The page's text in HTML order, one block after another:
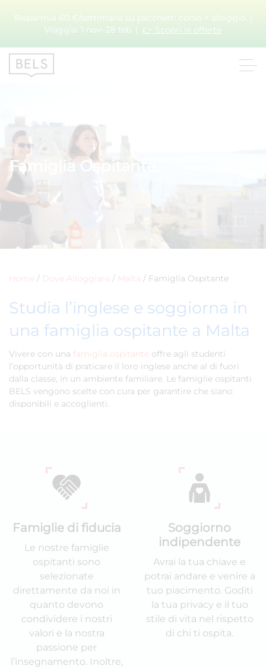
Risparmia 60 €/settimana su pacchetti corso + alloggio. |
Viaggia: 1 nov–28 feb. | 👉 Scopri le offerte
Famiglia Ospitante
Home / Dove Alloggiare / Malta / Famiglia Ospitante
Studia l’inglese e soggiorna in
una famiglia ospitante a Malta
Vivere con una famiglia ospitante offre agli studenti
l’opportunità di praticare il loro inglese anche al di fuori
dalla classe, in un ambiente familiare. Le famiglie ospitanti
BELS vengono scelte con cura per garantire che siano
disponibili e accoglienti.
Famiglie di fiducia
Le nostre famiglie
ospitanti sono
selezionate
direttamente da noi in
quanto devono
condividere i nostri
valori e la nostra
passione per
l’insegnamento. Inoltre,
Soggiorno
indipendente
Avrai la tua chiave e
potrai andare e venire a
tuo piacimento. Goditi
la tua privacy e il tuo
stile di vita nel rispetto
di chi ti ospita.